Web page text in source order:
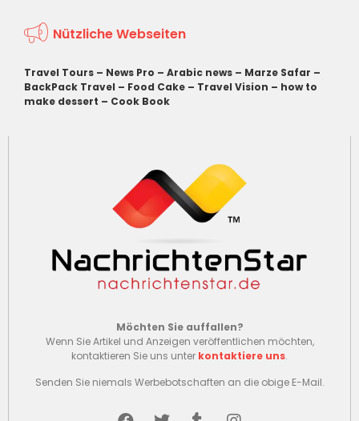
Nützliche Webseiten
Travel Tours – News Pro – Arabic news – Marze Safar –
BackPack Travel – Food Cake – Travel Vision – how to
make dessert – Cook Book
Möchten Sie auffallen?
Wenn Sie Artikel und Anzeigen veröffentlichen möchten,
kontaktieren Sie uns unter kontaktiere uns.
Senden Sie niemals Werbebotschaften an die obige E-Mail.